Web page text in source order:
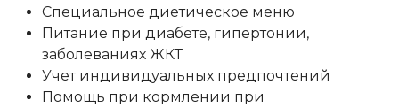
Специальное диетическое меню
Питание при диабете, гипертонии,
заболеваниях ЖКТ
Учет индивидуальных предпочтений
Помощь при кормлении при